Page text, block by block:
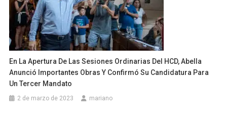
En La Apertura De Las Sesiones Ordinarias Del HCD, Abella
Anunció Importantes Obras Y Confirmó Su Candidatura Para
Un Tercer Mandato
2 de marzo de 2023 mariano